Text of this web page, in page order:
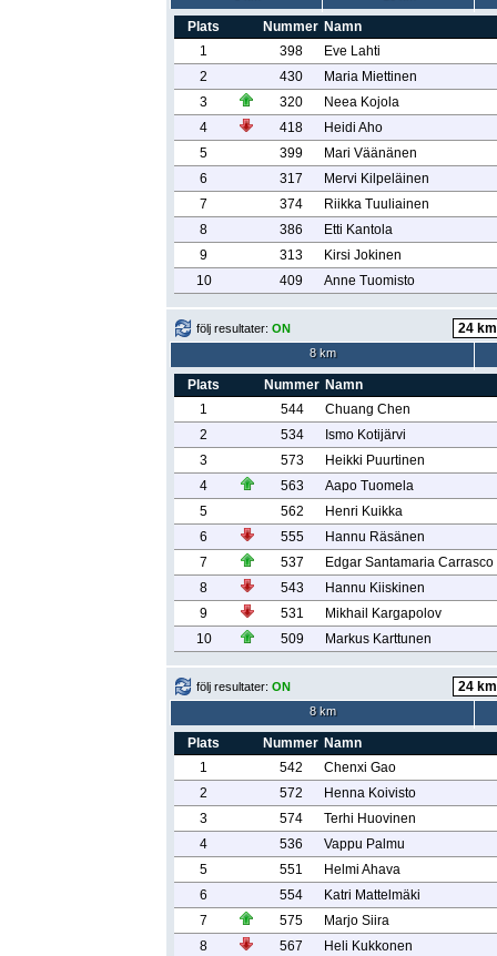
Plats Nummer Namn
1
398
Eve Lahti
2
430
Maria Miettinen
3
320
Neea Kojola
4
418
Heidi Aho
5
399
Mari Väänänen
6
317
Mervi Kilpeläinen
7
374
Riikka Tuuliainen
8
386
Etti Kantola
9
313
Kirsi Jokinen
10
409 Anne Tuomisto
följ resultater: ON
8 km
Plats Nummer Namn
1
544
Chuang Chen
2
534
Ismo Kotijärvi
3
573
Heikki Puurtinen
4
563
Aapo Tuomela
5
562
Henri Kuikka
6
555
Hannu Räsänen
7
537
Edgar Santamaria Carrasco
8
543
Hannu Kiiskinen
9
531
Mikhail Kargapolov
10
509 Markus Karttunen
följ resultater: ON
8 km
Plats Nummer Namn
1
542
Chenxi Gao
2
572
Henna Koivisto
3
574
Terhi Huovinen
4
536
Vappu Palmu
5
551
Helmi Ahava
6
554
Katri Mattelmäki
7
575
Marjo Siira
8
567
Heli Kukkonen